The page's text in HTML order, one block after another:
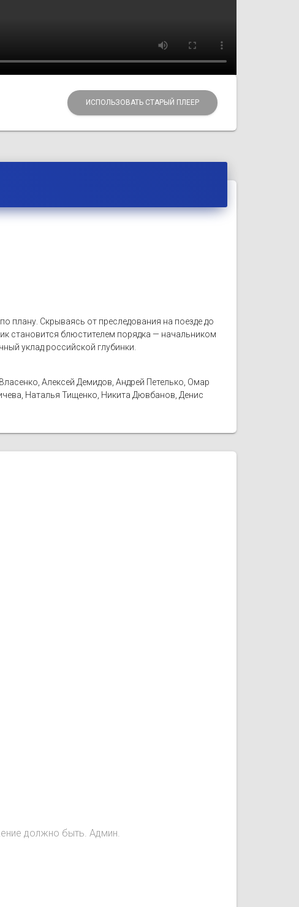
ИСПОЛЬЗОВАТЬ СТАРЫЙ ПЛЕЕР
плану. Скрываясь от преследования на поезде до
становится блюстителем порядка — начальником
уклад российской глубинки.
Алексей Демидов, Андрей Петелько, Омар
Наталья Тищенко, Никита Дювбанов, Денис
должно быть. Админ.